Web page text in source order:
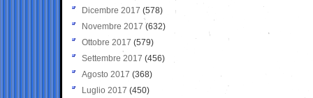
Dicembre 2017 (578)
Novembre 2017 (632)
Ottobre 2017 (579)
Settembre 2017 (456)
Agosto 2017 (368)
Luglio 2017 (450)